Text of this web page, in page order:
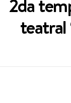
2da
teatral